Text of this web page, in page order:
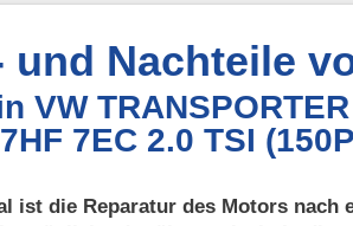
und Nachteile
VW
7EC 2.0 TSI
ist die Reparatur des Motors nach